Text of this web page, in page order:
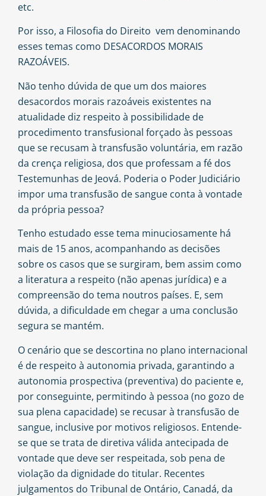
etc.
Por isso, a Filosofia do Direito vem denominando
esses temas como DESACORDOS MORAIS
RAZOÁVEIS.
Não tenho dúvida de que um dos maiores
desacordos morais razoáveis existentes na
atualidade diz respeito à possibilidade de
procedimento transfusional forçado às pessoas
que se recusam à transfusão voluntária, em razão
da crença religiosa, dos que professam a fé dos
Testemunhas de Jeová. Poderia o Poder Judiciário
impor uma transfusão de sangue conta à vontade
da própria pessoa?
Tenho estudado esse tema minuciosamente há
mais de 15 anos, acompanhando as decisões
sobre os casos que se surgiram, bem assim como
a literatura a respeito (não apenas jurídica) e a
compreensão do tema noutros países. E, sem
dúvida, a dificuldade em chegar a uma conclusão
segura se mantém.
O cenário que se descortina no plano internacional
é de respeito à autonomia privada, garantindo a
autonomia prospectiva (preventiva) do paciente e,
por conseguinte, permitindo à pessoa (no gozo de
sua plena capacidade) se recusar à transfusão de
sangue, inclusive por motivos religiosos. Entende-
se que se trata de diretiva válida antecipada de
vontade que deve ser respeitada, sob pena de
violação da dignidade do titular. Recentes
julgamentos do Tribunal de Ontário, Canadá, da